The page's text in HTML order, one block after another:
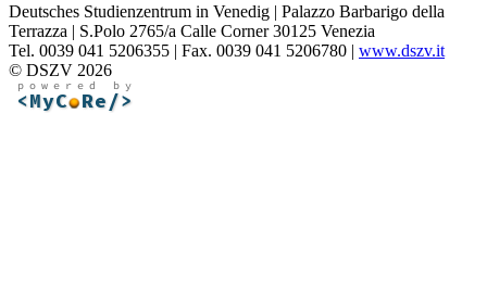
Deutsches Studienzentrum in Venedig | Palazzo Barbarigo della
Terrazza | S.Polo 2765/a Calle Corner 30125 Venezia
Tel. 0039 041 5206355 | Fax. 0039 041 5206780 | www.dszv.it
© DSZV 2026